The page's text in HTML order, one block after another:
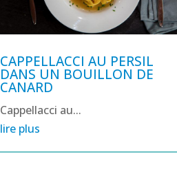
CAPPELLACCI AU PERSIL
DANS UN BOUILLON DE
CANARD
Cappellacci au...
lire plus